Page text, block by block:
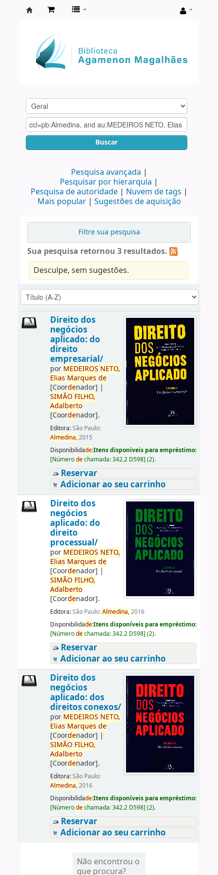
Agamenon
Magalhães
Buscar
Pesquisa avançada
Pesquisar por hierarquia
Pesquisa de autoridade
Nuvem de tags
Mais popular
Sugestões de aquisição
Filtre sua pesquisa
Sua pesquisa retornou 3 resultados.
Desculpe, sem sugestões.
Direito dos
negócios
aplicado: do
direito
empresarial/
por MEDEIROS NETO,
Elias Marques de
[Coordenador] |
SIMÃO FILHO,
Adalberto
[Coordenador].
Editora:São Paulo:
Almedina,2015
Disponibilidade:Itens disponíveis para empréstimo:
[Númerodechamada:342.2 D598] (2).
Reservar
Adicionar ao seu carrinho
Direito dos
negócios
aplicado: do
direito
processual/
por MEDEIROS NETO,
Elias Marques de
[Coordenador] |
SIMÃO FILHO,
Adalberto
[Coordenador].
Editora:São Paulo:Almedina,2016
Disponibilidade:Itens disponíveis para empréstimo:
[Númerodechamada:342.2 D598] (2).
Reservar
Adicionar ao seu carrinho
Direito dos
negócios
aplicado: dos
direitos conexos/
por MEDEIROS NETO,
Elias Marques de
[Coordenador] |
SIMÃO FILHO,
Adalberto
[Coordenador].
Editora:São Paulo:
Almedina,2016
Disponibilidade:Itens disponíveis para empréstimo:
[Númerodechamada:342.2 D598] (2).
Reservar
Adicionar ao seu carrinho
Não encontrou o
que procura?